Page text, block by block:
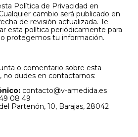
Política de Privacidad en
cambio será publicado en
de revisión actualizada. Te
esta política periódicamente para
protegemos tu información.
o comentario sobre esta
no dudes en contactarnos:
contacto@v-amedida.es
08 49
Partenón, 10, Barajas, 28042